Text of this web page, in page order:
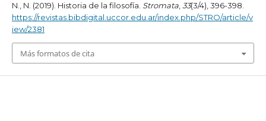
N., N. (2019). Historia de la filosofía. Stromata,33(3/4), 396-398.
https://revistas.bibdigital.uccor.edu.ar/index.php/STRO/article/v
iew/2381
Más formatos de cita